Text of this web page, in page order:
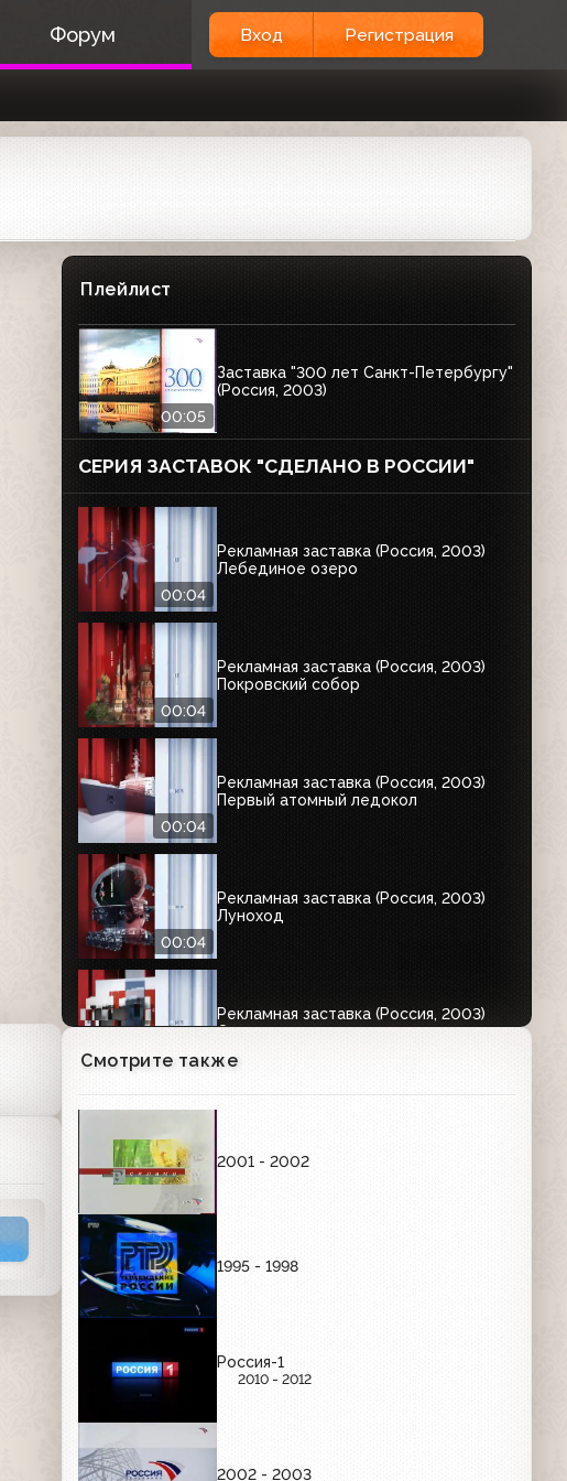
Форум Вход Регистрация
Плейлист
00:05
Заставка "300 лет Санкт-Петербургу"
(Россия, 2003)
СЕРИЯ ЗАСТАВОК "СДЕЛАНО В РОССИИ"
00:04
Рекламная заставка (Россия, 2003)
Лебединое озеро
00:04
Рекламная заставка (Россия, 2003)
Покровский собор
00:04
Рекламная заставка (Россия, 2003)
Первый атомный ледокол
00:04
Рекламная заставка (Россия, 2003)
Луноход
00:04
Рекламная заставка (Россия, 2003)
Супрематизм
00:04
00:04
Спутник
Рекламная заставка (Россия, 2003)
Таблица Менделеева
Рекламная заставка (Россия, 2003)
Смотрите также
2001 - 2002
1995 - 1998
Россия-1
2010 - 2012
2002 - 2003